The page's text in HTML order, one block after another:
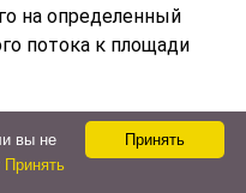
на определенный
потока к площади
освещение
помещений,
Принять
вы не
Принять